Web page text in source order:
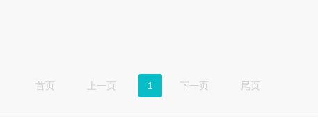
首页 上一页 1 下一页 尾页